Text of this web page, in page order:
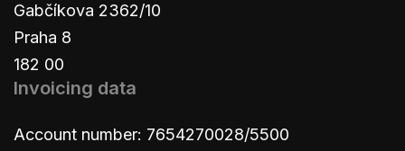
Gabčíkova 2362/10
Praha 8
182 00
Invoicing data
Account number: 7654270028/5500